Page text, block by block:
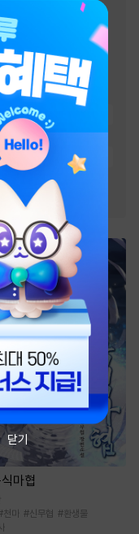
드
다물 #먼치킨
제일인 #
생존물
함 #정파 #천마
물 #유쾌함
복수물 #잔잔함
귀환물 #빙의물
무사
성장물
#차원이동물
마협
천마 #신무협 #환생물
닫기